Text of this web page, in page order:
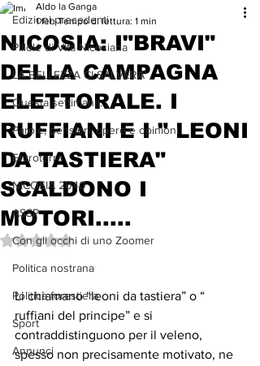
Edizioni precedenti
Pillole di Vita Nicosiana
LA BELLEZZA CI SALVERA'
Questa settimana...
Parole, pensieri, opere e opinioni
Entroterra
NICOSIA 2040
ASSP
Con gli occhi di uno Zoomer
Politica nostrana
Politica forestiera
Sport
Annunci
NICOSIA: I"BRAVI"
DELLA CAMPAGNA
ELETTORALE. I
RUFFIANI E I " LEONI
DA TASTIERA"
SCALDONO I
MOTORI.....
Aldo la Ganga
1 feb Tempo di lettura: 1 min
Valutazione NaN stelle su 5.
Li chiamano “leoni da tastiera” o “
ruffiani del principe” e si
contraddistinguono per il veleno,
spesso non precisamente motivato, ne